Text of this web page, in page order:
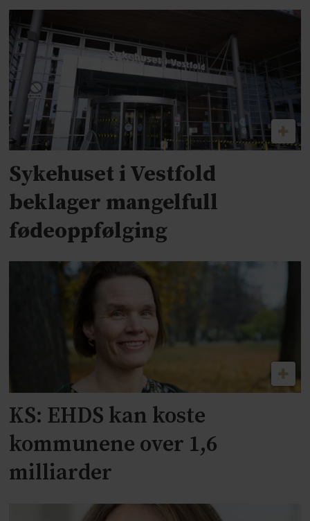
Sykehuset i Vestfold
beklager mangelfull
fødeoppfølging
KS: EHDS kan koste
kommunene over 1,6
milliarder